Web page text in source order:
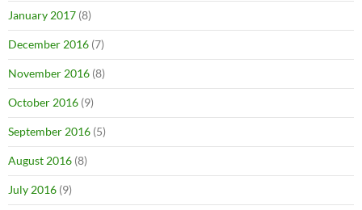
January 2017 (8)
December 2016 (7)
November 2016 (8)
October 2016 (9)
September 2016 (5)
August 2016 (8)
July 2016 (9)